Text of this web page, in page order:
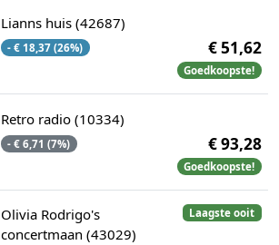
Lianns huis (42687)
- € 18,37 (26%) € 51,62
Goedkoopste!
Retro radio (10334)
- € 6,71 (7%) € 93,28
Goedkoopste!
Laagste ooit
Olivia Rodrigo's
concertmaan (43029)